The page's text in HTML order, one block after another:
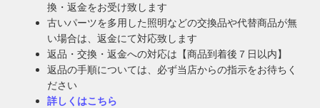
換・返金をお受け致します
古いパーツを多用した照明などの交換品や代替商品が無
い場合は、返金にて対応致します
返品・交換・返金への対応は【商品到着後７日以内】
返品の手順については、必ず当店からの指示をお待ちく
ださい
詳しくはこちら